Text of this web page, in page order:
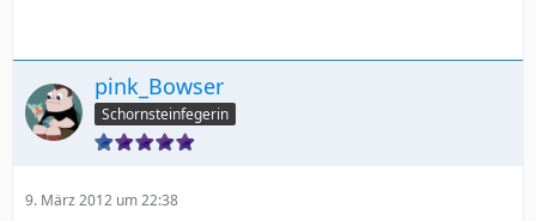
pink_Bowser
Schornsteinfegerin
9. März 2012 um 22:38